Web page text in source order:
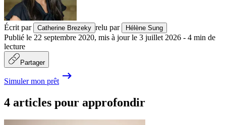
Écrit par Catherine Brezeky relu par Hélène Sung
Publié le 22 septembre 2020, mis à jour le 3 juillet 2026 - 4 min de
lecture
Partager
Simuler mon prêt
4 articles pour approfondir